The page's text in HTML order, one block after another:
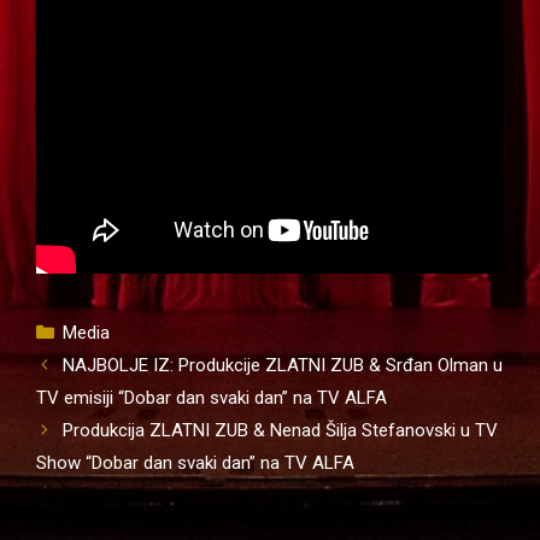
Kategorije
Media
NAJBOLJE IZ: Produkcije ZLATNI ZUB & Srđan Olman u
TV emisiji “Dobar dan svaki dan” na TV ALFA
Produkcija ZLATNI ZUB & Nenad Šilja Stefanovski u TV
Show “Dobar dan svaki dan” na TV ALFA